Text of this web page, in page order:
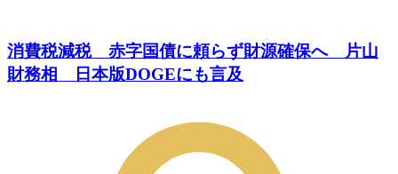
消費税減税 赤字国債に頼らず財源確保へ 片山
財務相 日本版DOGEにも言及